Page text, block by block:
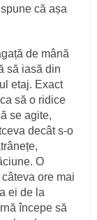
că așa
de mână
să iasă din
etaj. Exact
să o ridice
se agite,
decât s‑o
O
ore mai
ei de la
începe să